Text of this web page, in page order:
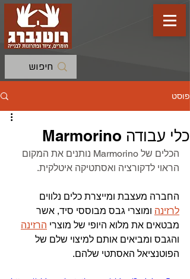
פוסט
כלי עבודה Marmorino
הכלים של Marmorino נותנים את המקום
הראוי לדקורציה ואסתטיקה איטלקית.
החברה מעצבת ומייצרת כלים נלווים
לרזינה ומוצרי גבס מבוססי סיד, אשר
מבטאים את מלוא היופי של מוצרי הרזינה
והגבס ומביאים אותם למיצוי שלם של
הפוטנציאל האסתטי שלהם.